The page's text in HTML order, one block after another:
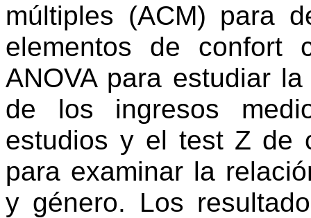
múltiples (ACM) para
elementos de confort
ANOVApara estudiar la
de los ingresos
estudios y el test Z de
para examinar la
y género. Los